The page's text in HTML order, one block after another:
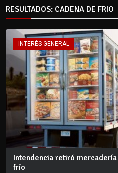
RESULTADOS: CADENA DE FRIO
INTERÉS GENERAL
Intendencia retiró
frío